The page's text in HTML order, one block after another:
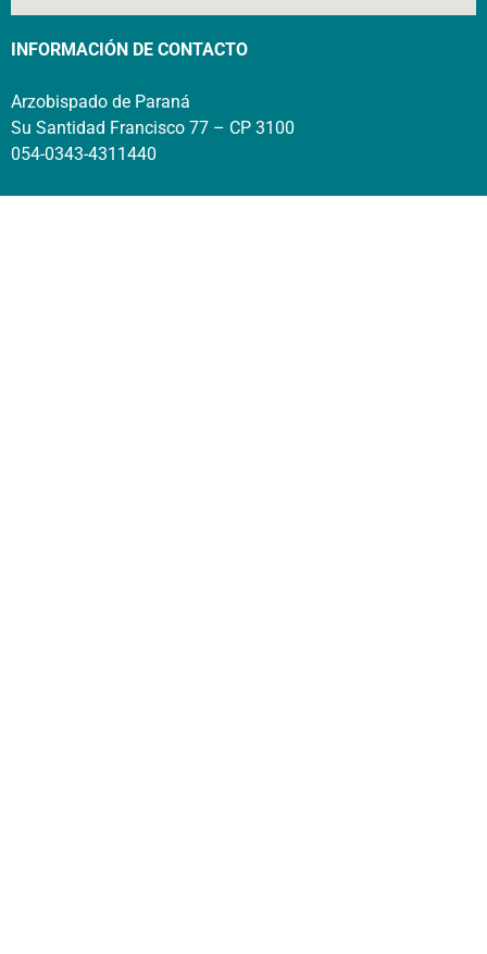
INFORMACIÓN DE CONTACTO
Arzobispado de Paraná
Su Santidad Francisco 77 – CP 3100
054-0343-4311440